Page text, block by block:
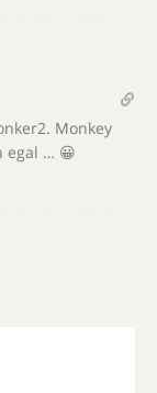
Monkey
egal … 😀